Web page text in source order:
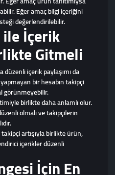
Eğer amaç bilgi içeriğini
değerlendirilebilir.
ile İçerik
Gitmeli
düzenli içerik paylaşımı da
bir hesabın takipçi
görünmeyebilir.
birlikte daha anlamlı olur.
olmalı ve takipçilerin
artışıyla birlikte ürün,
içerikler düzenli
İçin En